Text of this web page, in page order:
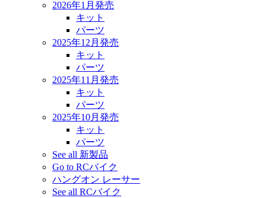
2026年1月発売
キット
パーツ
2025年12月発売
キット
パーツ
2025年11月発売
キット
パーツ
2025年10月発売
キット
パーツ
See all 新製品
Go to RCバイク
ハングオン レーサー
See all RCバイク